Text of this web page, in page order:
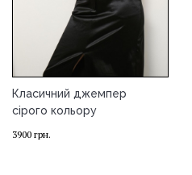
Класичний джемпер
сірого кольору
3900 грн.